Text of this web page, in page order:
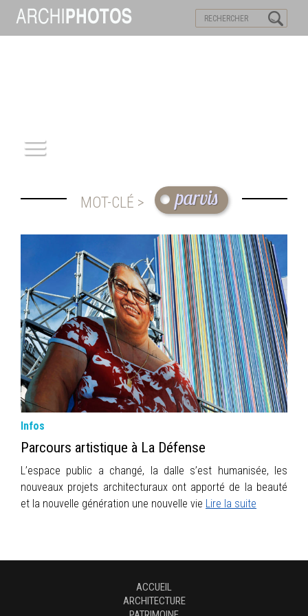
REPORTAGE
INFOS
PORTFOLIO
CONTACT
MOT-CLÉ > parvis
Infos
Parcours artistique à La Défense
L’espace public a changé, la dalle s’est humanisée, les
nouveaux projets architecturaux ont apporté de la beauté
et la nouvelle génération une nouvelle vie Lire la suite
ACCUEIL
ARCHITECTURE